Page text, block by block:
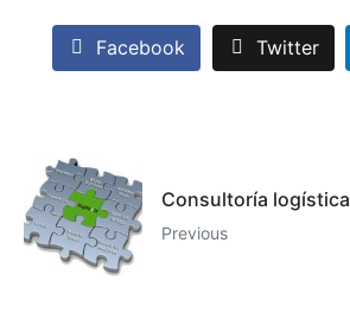
Facebook Twitter
Consultoría logística
Previous